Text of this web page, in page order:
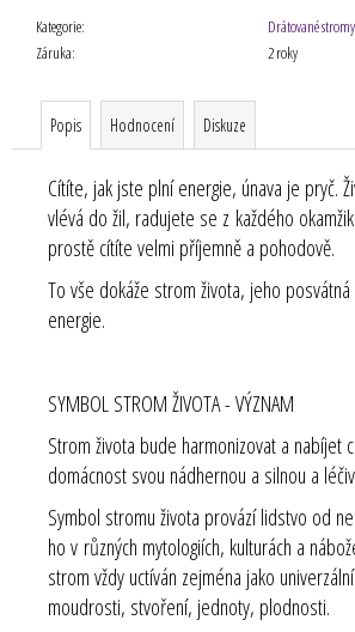
Kategorie:
Drátované
Záruka: 2 roky
Popis Hodnocení Diskuze
Cítíte, jak jste plní energie, únava je pryč.
vlévá do žil, radujete se z každého
prostě cítíte velmi příjemně a pohodově.
To vše dokáže strom života, jeho
energie.
SYMBOL STROM ŽIVOTA - VÝZNAM
Strom života bude harmonizovat a nabíjet
domácnost svou nádhernou a silnou a
Symbol stromu života provází lidstvo od
ho v různých mytologiích, kulturách a
strom vždy uctíván zejména jako
moudrosti, stvoření, jednoty, plodnosti.